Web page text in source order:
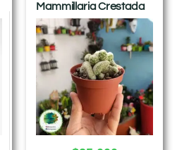
Mammillaria Crestada